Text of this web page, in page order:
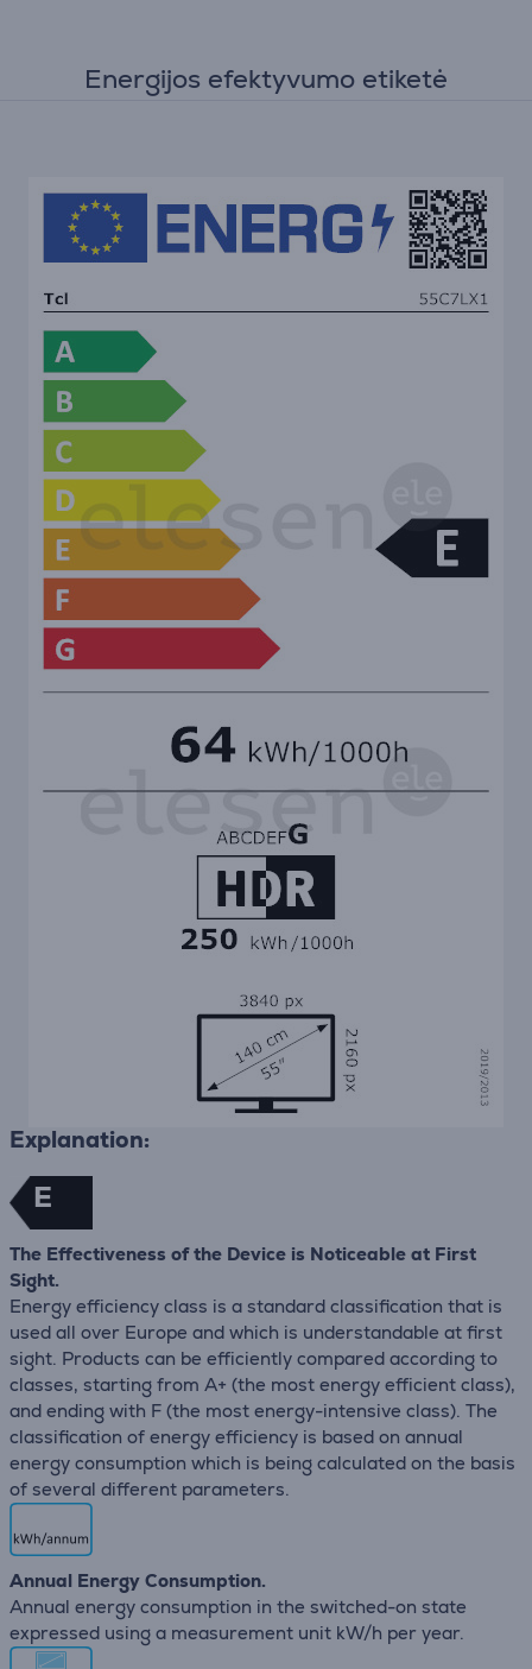
Energijos efektyvumo etiketė
Explanation:
E
The Effectiveness of the Device is Noticeable at First
Sight.
Energy efficiency class is a standard classification that is
used all over Europe and which is understandable at first
sight. Products can be efficiently compared according to
classes, starting from A+ (the most energy efficient class),
and ending with F (the most energy-intensive class). The
classification of energy efficiency is based on annual
energy consumption which is being calculated on the basis
of several different parameters.
Annual Energy Consumption.
Annual energy consumption in the switched-on state
expressed using a measurement unit kW/h per year.